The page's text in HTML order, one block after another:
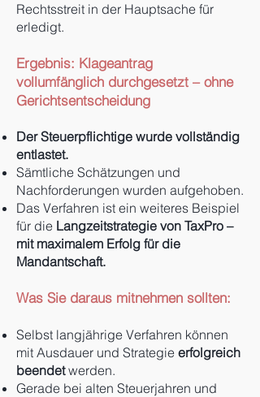
Rechtsstreit in der Hauptsache für
erledigt.
Ergebnis: Klageantrag
vollumfänglich durchgesetzt – ohne
Gerichtsentscheidung
Der Steuerpflichtige wurde vollständig
entlastet.
Sämtliche Schätzungen und
Nachforderungen wurden aufgehoben.
Das Verfahren ist ein weiteres Beispiel
für die Langzeitstrategie von TaxPro –
mit maximalem Erfolg für die
Mandantschaft.
Was Sie daraus mitnehmen sollten:
Selbst langjährige Verfahren können
mit Ausdauer und Strategie erfolgreich
beendetwerden.
Gerade bei alten Steuerjahren und